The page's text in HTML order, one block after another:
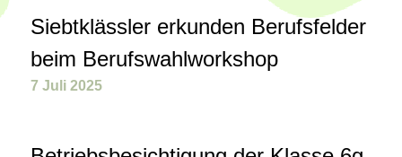
Siebtklässler erkunden Berufsfelder
beim Berufswahlworkshop
7 Juli 2025